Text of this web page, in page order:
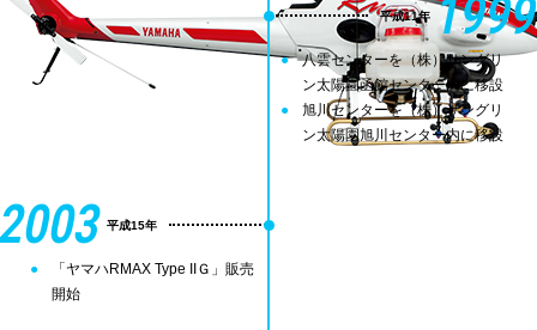
1999
平成11年
八雲センターを（株）サングリ
ン太陽園函館センター内に移設
旭川センターを（株）サングリ
ン太陽園旭川センター内に移設
平成15年
「ヤマハRMAX Type IIＧ」販売
開始